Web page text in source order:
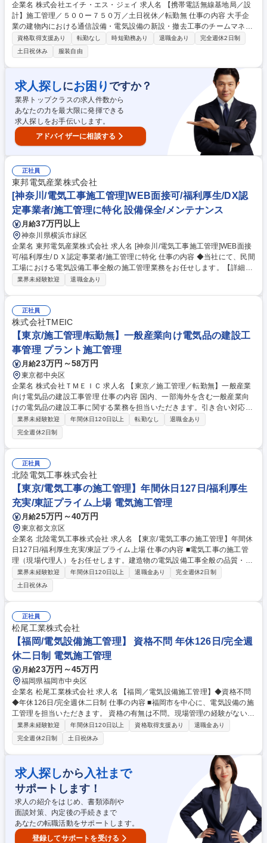
企業名 株式会社エイチ・エス・ジェイ 求人名 【携帯電話無線基地局／設
計】施工管理／５００ー７５０万／土日祝休／転勤無 仕事の内容 大手企
業の建物内における通信設備・電気設備の新設・撤去工事のチームマネジ
メントを担当。鉄道会社やデパートなどの施設内での携帯基地局設置な
ど、複数案件の進捗管理と若手指導を通じて事業拡大に貢献します。 建物
内の通信設備・電気設備の新設・撤去工事のチームマネジメントを担当し
ていただきます。大手鉄道会社やデパートなどの施設内での携帯キャリア
基地局設置などの通信環境整備に関わる複数案件の進捗管理がメインで
す。 【業務内容】携帯電話無線基地局の図面作成、図面チェック、下請け
業者との調整、若手メンバーの指導育成などを行います。デスクワーク中
心 募集職種 【携帯電話無線基地局／設計】施工管理／５００ー７５０万
／土日祝休／転勤無
資格取得支援あり 転勤なし 時短勤務あり 退職金あり
完全週休2日制
土日祝休み
服装自由
求人探しにお困り ですか？
業界トップクラスの求人件数から
あなたの力を最大限に発揮できる
求人探しをお手伝いします。
アドバイザーに相談する
正社員
東邦電気産業株式会社
[神奈川/電気工事施工管理]WEB面接可/福利厚生/DX認
定事業者/施工管理に特化 設備保全/メンテナンス
月給37万円以上
神奈川県横浜市緑区
企業名 東邦電気産業株式会社 求人名 [神奈川/電気工事施工管理]WEB面接
可/福利厚生/ＤＸ認定事業者/施工管理に特化 仕事の内容 ◆当社にて、民間
工場における電気設備工事全般の施工管理業務をお任せします。【詳細】
■工事全体の工程管理、労務管理、予算管理、原価管理■自主検査、官庁検
理に特化しております ※すべてお客様からの直接受注案件です。（ゼネコ
ン、サブコンの下請けなし）※工場内の工事が多いため、クリーンで、安
全な環境での仕事です。※工事案件ごとに場所を移ることなく、基本的に
は弊社営業所にほど近い顧客施設に日々通っての仕事です。 募集職種 [神
奈川/電気工事施工管理]WEB面接可/福利厚生/ＤＸ認定事業者/施工管理に
特化
業界未経験歓迎 退職金あり
正社員
株式会社TMEIC
【東京/施工管理/転勤無】一般産業向け電気品の建設工
事管理 プラント施工管理
月給23万円～58万円
東京都中央区
企業名 株式会社ＴＭＥＩＣ 求人名 【東京／施工管理／転勤無】一般産業
向け電気品の建設工事管理 仕事の内容 国内、一部海外を含む一般産業向
けの電気品の建設工事に関する業務を担当いただきます。引き合い対応、
見積業務、工事基本設計、下請け発注、現地施工管理、工程管理、竣工ま
での取りまとめを行います。 担当製品：TMEIC・東芝・三菱電機・その
他メーカの電気品等 顧客業界：一般産業における生産設備を有する企業と
なります。 出張：あり 期間：現場の規模によりますが、平均すると2ヶ月
～3ヶ月程度になります。現場の掛け持ちは、見積り・工事計画時点では
数件の案件を掛け持つことはありますが、現場管理においては複数案件の
掛け持ちはありません。 募集職種 【東京／施工管理／転勤無】一般産業
向け電気品の建設工事管理
業界未経験歓迎 年間休日120日以上 転勤なし
退職金あり
完全週休2日制
正社員
北陸電気工事株式会社
【東京/電気工事の施工管理】年間休日127日/福利厚生
充実/東証プライム上場 電気施工管理
月給25万円～40万円
東京都文京区
企業名 北陸電気工事株式会社 求人名 【東京/電気工事の施工管理】年間休
日127日/福利厚生充実/東証プライム上場 仕事の内容 ■電気工事の施工管
理（現場代理人）をお任せします。建造物の電気設備工事全般の品質・安
全・予算・工程を管理します。 《具体的には》 ・現場巡視による工事品
質の管理、技術者や作業員などの安全管理 ・予算管理(必要経費の計算や
実費の把握) ・工程管理(工事が効率的に進むように段取る) ・下請け工事
業者の手配(電気工/通信工など) ・資材置き場及び、工事用電源の確保の指
示 など 募集職種 【東京/電気工事の施工管理】年間休日127日/福利厚生充
実/東証プライム上場
業界未経験歓迎 年間休日120日以上 退職金あり
完全週休2日制
土日祝休み
正社員
松尾工業株式会社
【福岡/電気設備施工管理】 資格不問 年休126日/完全週
休二日制 電気施工管理
月給23万円～45万円
福岡県福岡市中央区
企業名 松尾工業株式会社 求人名 【福岡／電気設備施工管理】◆資格不問
◆年休126日/完全週休二日制 仕事の内容 ■福岡市を中心に、電気設備の施
工管理を担当いただきます。 資格の有無は不問。現場管理の経験がない方
でも、現場職の経験がある方や土木建築学科を卒業された方は未経験から
挑戦が可能です。 《具体的には》》※出張などはなく、直行直帰の現場が
多いです ・現場巡視による工事品質の管理、技術者や作業員などの安全管
理 ・予算管理(必要経費の計算や実費の把握) ・工程管理(工事が効率的に
進むように段取る) ・下請け工事業者の手配(配管工/ダクト工/電気工など)
等 募集職種 【福岡／電気設備施工管理】◆資格不問◆年休126日/完全週
休二日制
業界未経験歓迎 年間休日120日以上 資格取得支援あり
退職金あり
完全週休2日制
土日祝休み
求人探しから 入社まで
サポートします！
求人の紹介をはじめ、書類添削や
面談対策、内定後の手続きまで
あなたの転職活動をサポートします。
登録してサポートを受ける